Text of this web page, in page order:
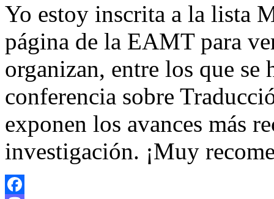
Yo estoy inscrita a la lista
página de la EAMT para
organizan, entre los que
conferencia sobre
exponen los avances más
investigación. ¡Muy